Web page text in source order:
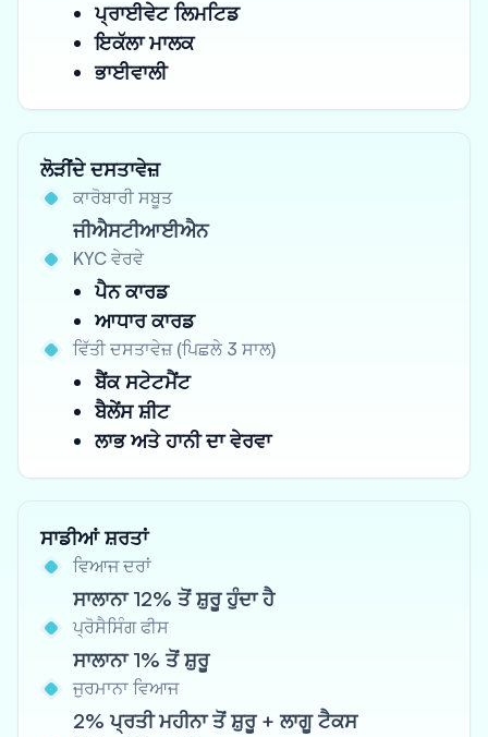
ਪ੍ਰਾਈਵੇਟ ਲਿਮਟਿਡ
ਇਕੱਲਾ ਮਾਲਕ
ਭਾਈਵਾਲੀ
ਲੋੜੀਂਦੇ ਦਸਤਾਵੇਜ਼
ਕਾਰੋਬਾਰੀ ਸਬੂਤ
ਜੀਐਸਟੀਆਈਐਨ
KYC ਵੇਰਵੇ
ਪੈਨ ਕਾਰਡ
ਆਧਾਰ ਕਾਰਡ
ਵਿੱਤੀ ਦਸਤਾਵੇਜ਼ (ਪਿਛਲੇ 3 ਸਾਲ)
ਬੈਂਕ ਸਟੇਟਮੈਂਟ
ਬੈਲੇਂਸ ਸ਼ੀਟ
ਲਾਭ ਅਤੇ ਹਾਨੀ ਦਾ ਵੇਰਵਾ
ਸਾਡੀਆਂ ਸ਼ਰਤਾਂ
ਵਿਆਜ ਦਰਾਂ
ਸਾਲਾਨਾ 12% ਤੋਂ ਸ਼ੁਰੂ ਹੁੰਦਾ ਹੈ
ਪ੍ਰੋਸੈਸਿੰਗ ਫੀਸ
ਸਾਲਾਨਾ 1% ਤੋਂ ਸ਼ੁਰੂ
ਜੁਰਮਾਨਾ ਵਿਆਜ
2% ਪ੍ਰਤੀ ਮਹੀਨਾ ਤੋਂ ਸ਼ੁਰੂ + ਲਾਗੂ ਟੈਕਸ